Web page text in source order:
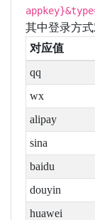
其中登录方式
对应值
qq
wx
alipay
sina
baidu
douyin
huawei